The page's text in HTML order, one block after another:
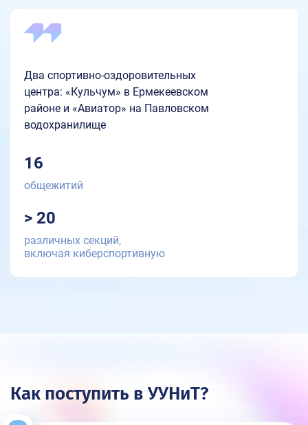
Два спортивно-оздоровительных
центра: «Кульчум» в Ермекеевском
районе и «Авиатор» на Павловском
водохранилище
16
общежитий
> 20
различных секций,
включая киберспортивную
Как поступить в УУНиТ?